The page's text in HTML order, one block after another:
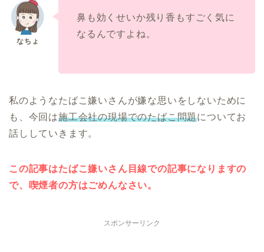
鼻も効くせいか残り香もすごく気に
なるんですよね。
私のようなたばこ嫌いさんが嫌な思いをしないために
も、今回は施工会社の現場でのたばこ問題についてお
話ししていきます。
この記事はたばこ嫌いさん目線での記事になりますの
で、喫煙者の方はごめんなさい。
スポンサーリンク